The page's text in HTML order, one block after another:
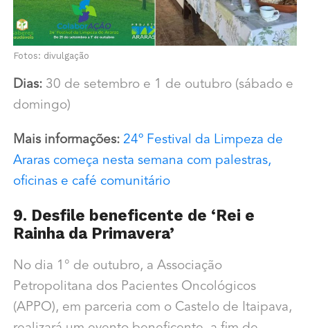
Fotos: divulgação
Dias: 30 de setembro e 1 de outubro (sábado e
domingo)
Mais informações: 24º Festival da Limpeza de
Araras começa nesta semana com palestras,
oficinas e café comunitário
9. Desfile beneficente de ‘Rei e
Rainha da Primavera’
No dia 1° de outubro, a Associação
Petropolitana dos Pacientes Oncológicos
(APPO), em parceria com o Castelo de Itaipava,